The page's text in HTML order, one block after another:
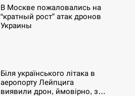
В Москве пожаловались на
“кратный рост” атак дронов
Украины
Біля українського літака в
аеропорту Лейпцига
виявили дрон, ймовірно, з…